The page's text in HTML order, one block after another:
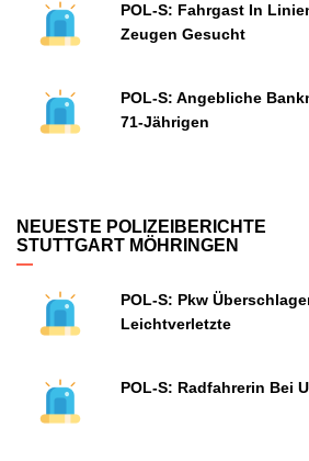
POL-S: Fahrgast In
Zeugen Gesucht
POL-S: Angebliche
71-Jährigen
NEUESTE POLIZEIBERICHTE
STUTTGART MÖHRINGEN
POL-S: Pkw
Leichtverletzte
POL-S: Radfahrerin Bei